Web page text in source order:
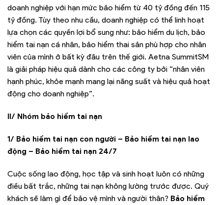
doanh nghiệp với hạn mức bảo hiểm từ 40 tỷ đồng đến 115
tỷ đồng. Tùy theo nhu cầu, doanh nghiệp có thể linh hoạt
lựa chọn các quyền lợi bổ sung như: bảo hiểm du lịch, bảo
hiểm tai nạn cá nhân, bảo hiểm thai sản phù hợp cho nhân
viên của mình ở bất kỳ đâu trên thế giới. Aetna SummitSM
là giải pháp hiệu quả dành cho các công ty bởi “nhân viên
hạnh phúc, khỏe mạnh mang lại năng suất và hiệu quả hoạt
động cho doanh nghiệp”.
II/ Nhóm bảo hiểm tai nạn
1/ Bảo hiểm tai nạn con người – Bảo hiểm tai nạn lao
động – Bảo hiểm tai nạn 24/7
Cuộc sống lao động, học tập và sinh hoạt luôn có những
điều bất trắc, những tai nạn không lường trước được. Quý
khách sẽ làm gì để bảo vệ mình và người thân? Bảo hiểm